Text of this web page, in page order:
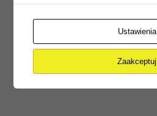
Nowa pracownia językowa
→
Ustawienia
Zaakceptuj